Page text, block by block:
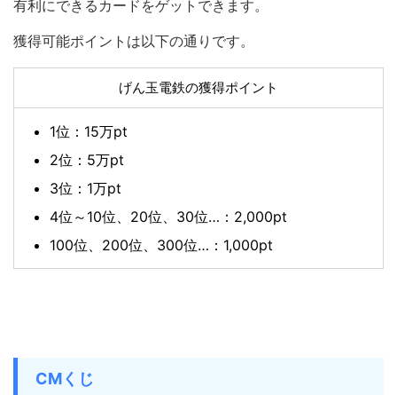
有利にできるカードをゲットできます。
獲得可能ポイントは以下の通りです。
げん玉電鉄の獲得ポイント
1位：15万pt
2位：5万pt
3位：1万pt
4位～10位、20位、30位…：2,000pt
100位、200位、300位…：1,000pt
CMくじ